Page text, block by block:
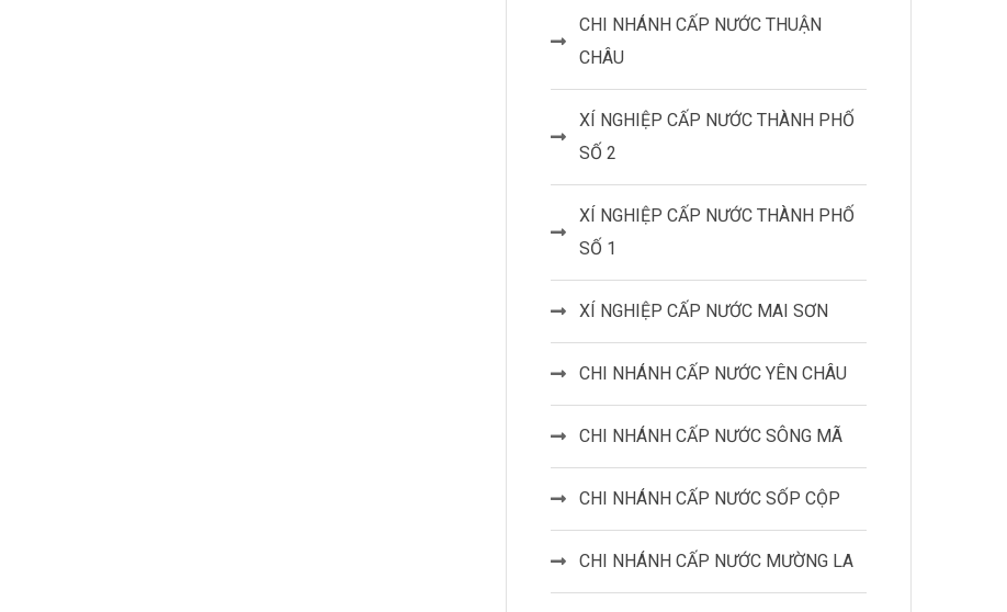
CHI NHÁNH CẤP NƯỚC THUẬN
CHÂU
XÍ NGHIỆP CẤP NƯỚC THÀNH PHỐ
SỐ 2
XÍ NGHIỆP CẤP NƯỚC THÀNH PHỐ
SỐ 1
XÍ NGHIỆP CẤP NƯỚC MAI SƠN
CHI NHÁNH CẤP NƯỚC YÊN CHÂU
CHI NHÁNH CẤP NƯỚC SÔNG MÃ
CHI NHÁNH CẤP NƯỚC SỐP CỘP
CHI NHÁNH CẤP NƯỚC MƯỜNG LA